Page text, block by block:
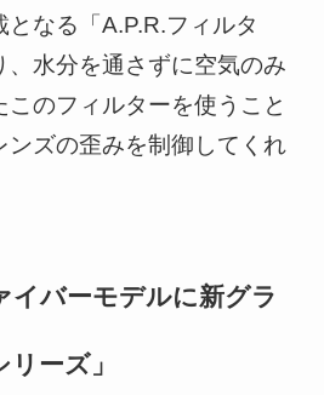
なる「A.P.R.フィルタ
、水分を通さずに空気のみ
このフィルターを使うこと
ンズの歪みを制御してくれ
イバーモデルに新グラ
リーズ」